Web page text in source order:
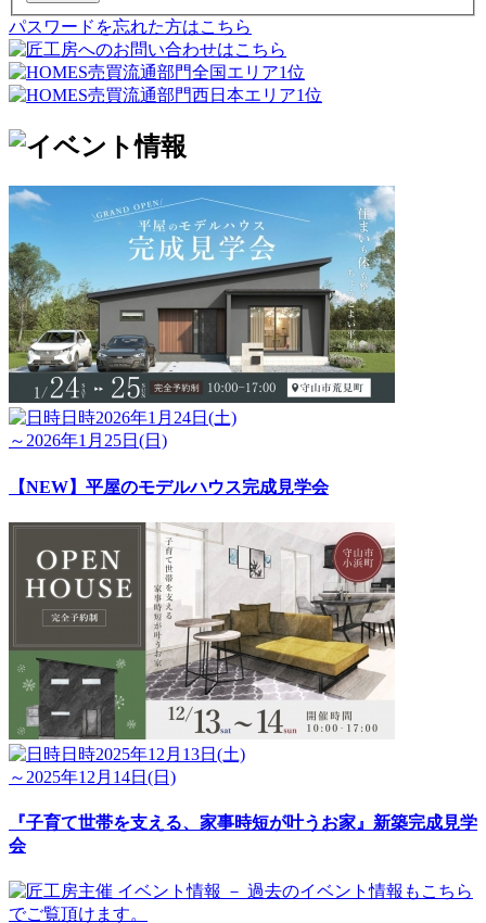
パスワードを忘れた方はこちら
日時2026年1月24日(土)
～2026年1月25日(日)
【NEW】平屋のモデルハウス完成見学会
日時2025年12月13日(土)
～2025年12月14日(日)
『子育て世帯を支える、家事時短が叶うお家』新築完成見学
会